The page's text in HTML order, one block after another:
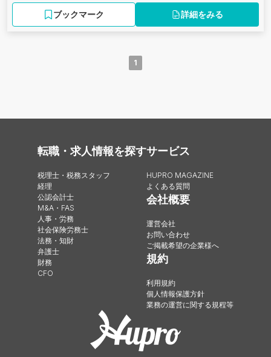
ブックマーク 詳細をみる
1
転職・求人情報を探す
税理士・税務スタッフ
経理
公認会計士
M&A・FAS
人事・労務
社会保険労務士
法務・知財
弁護士
財務
CFO
サービス
HUPRO MAGAZINE
よくある質問
会社概要
運営会社
お問い合わせ
ご掲載希望の企業様へ
規約
利用規約
個人情報保護方針
業務の運営に関する規程等